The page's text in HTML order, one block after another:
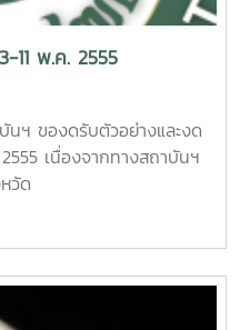
11 พ.ค. 2555
นฯ ของดรับตัวอย่างและงด
เนื่องจากทางสถาบันฯ
วัด